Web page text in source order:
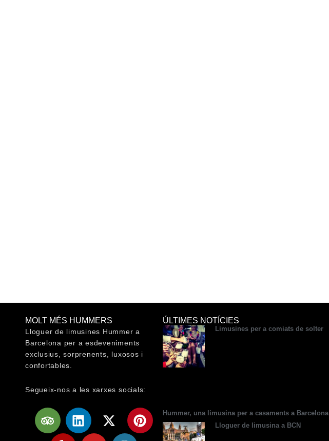
MOLT MÉS HUMMERS
Lloguer de limusines Hummer a
Barcelona per a esdeveniments
exclusius, sorprenents, luxosos i
confortables.
Segueix-nos a les xarxes socials:
T
r
L
i
X
-
P
i
Y
e
W
o
ÚLTIMES NOTÍCIES
Limusines per a comiats de solter
Hummer, una limusina per a casaments a Barcelona
Lloguer de limusina a BCN